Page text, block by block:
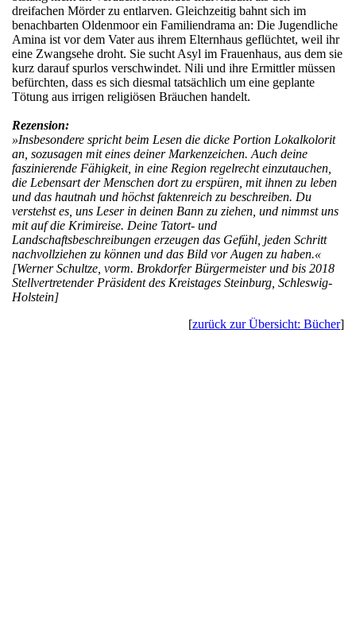
dreifachen Mörder zu entlarven. Gleichzeitig bahnt sich im
benachbarten Oldenmoor ein Familiendrama an: Die Jugendliche
Amina ist vor dem Vater aus ihrem Elternhaus geflüchtet, weil ihr
eine Zwangsehe droht. Sie sucht Asyl im Frauenhaus, aus dem sie
kurz darauf spurlos verschwindet. Nili und ihre Ermittler müssen
befürchten, dass es sich diesmal tatsächlich um eine geplante
Tötung aus irrigen religiösen Bräuchen handelt.
Rezension:
»Insbesondere spricht beim Lesen die dicke Portion Lokalkolorit
an, sozusagen mit eines deiner Markenzeichen. Auch deine
faszinierende Fähigkeit, in eine Region regelrecht einzutauchen,
die Lebensart der Menschen dort zu erspüren, mit ihnen zu leben
und das hautnah und höchst faktenreich zu beschreiben. Du
verstehst es, uns Leser in deinen Bann zu ziehen, und nimmst uns
mit auf die Krimireise. Deine Tatort- und
Landschaftsbeschreibungen erzeugen das Gefühl, jeden Schritt
nachvollziehen zu können und das Bild vor Augen zu haben.«
[Werner Schultze, vorm. Brokdorfer Bürgermeister und bis 2018
Stellvertretender Präsident des Kreistages Steinburg, Schleswig-
Holstein]
[zurück zur Übersicht: Bücher]